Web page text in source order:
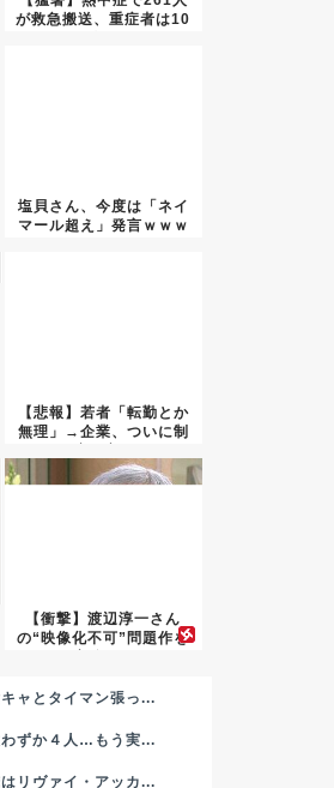
が救急搬送、重症者は10
塩貝さん、今度は「ネイ
マール超え」発言ｗｗｗ
【悲報】若者「転勤とか
無理」→企業、ついに制
【衝撃】渡辺淳一さん
の“映像化不可”問題作を
ャとタイマン張っ...
ずか４人…もう実...
リヴァイ・アッカ...